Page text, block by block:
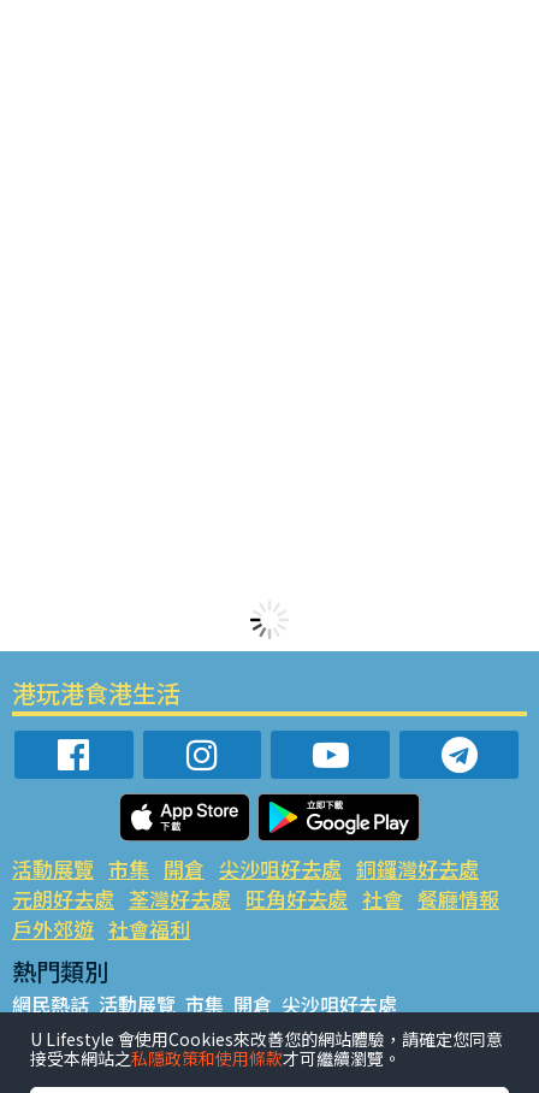
港玩港食港生活
活動展覽 市集 開倉 尖沙咀好去處 銅鑼灣好去處
元朗好去處 荃灣好去處 旺角好去處 社會 餐廳情報
戶外郊遊 社會福利
熱門類別
網民熱話 活動展覽 市集 開倉 尖沙咀好去處
銅鑼灣好去處 元朗好去處 荃灣好去處 旺角好去處 社會
餐廳情報 戶外郊遊
U Lifestyle 會使用Cookies來改善您的網站體驗，請確定您同意
接受本網站之私隱政策和使用條款才可繼續瀏覽。